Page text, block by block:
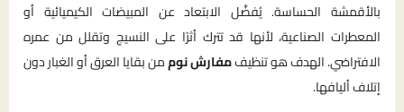
بالأقمشة الحساسة. يُفضَّل الابتعاد عن المبيضات الكيميائية أو
المعطرات الصناعية، لأنها قد تترك أثرًا على النسيج وتقلل من عمره
الافتراضي. الهدف هو تنظيفمفارش نوممن بقايا العرق أو الغبار دون
إتلاف أليافها.